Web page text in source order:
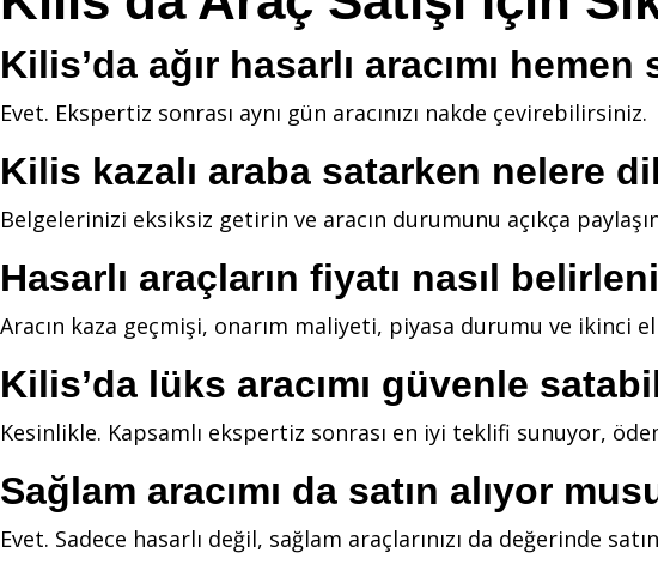
Kilis’da ağır hasarlı aracımı
Evet. Ekspertiz sonrası aynı gün aracınızı nakde çevirebilirsiniz.
Kilis kazalı araba satarken nelere
Belgelerinizi eksiksiz getirin ve aracın durumunu açıkça
Hasarlı araçların fiyatı nasıl
Aracın kaza geçmişi, onarım maliyeti, piyasa durumu ve ikinci
Kilis’da lüks aracımı güvenle
Kesinlikle. Kapsamlı ekspertiz sonrası en iyi teklifi sunuyor,
Sağlam aracımı da satın alıyor
Evet. Sadece hasarlı değil, sağlam araçlarınızı da değerinde